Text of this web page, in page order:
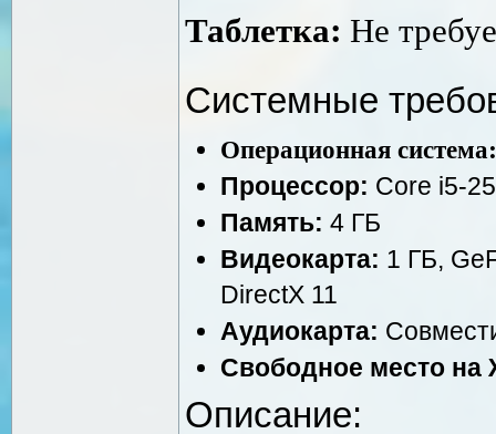
Таблетка: Не
Системные
Операционная система:
Процессор: Core i5-
Память: 4 ГБ
Видеокарта: 1 ГБ,
DirectX 11
Аудиокарта:
Свободное место
Описание: